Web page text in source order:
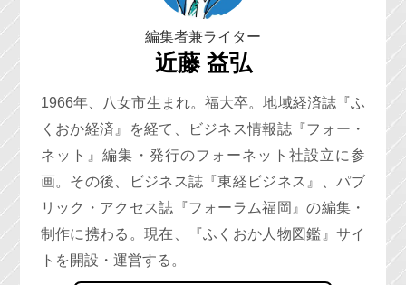
編集者兼ライター
近藤 益弘
1966年、八女市生まれ。福大卒。地域経済誌『ふ
くおか経済』を経て、ビジネス情報誌『フォー・
ネット』編集・発行のフォーネット社設立に参
画。その後、ビジネス誌『東経ビジネス』、パブ
リック・アクセス誌『フォーラム福岡』の編集・
制作に携わる。現在、『ふくおか人物図鑑』サイ
トを開設・運営する。